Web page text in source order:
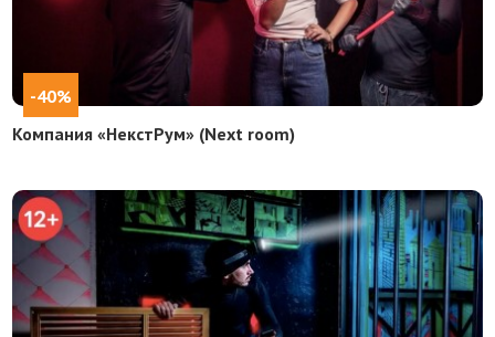
-40%
Компания «НекстРум» (Next room)